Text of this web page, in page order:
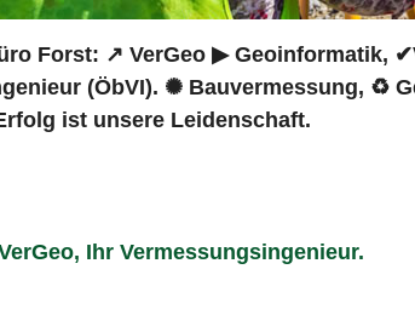
Forst: ↗️ VerGeo ▶︎ Geoinformatik,
(ÖbVI). ✺ Bauvermessung, ♻
ist unsere Leidenschaft.
Ihr Vermessungsingenieur.